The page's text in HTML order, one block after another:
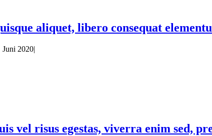
aliquet, libero consequat
Juni 2020|
vel risus egestas, viverra enim sed,